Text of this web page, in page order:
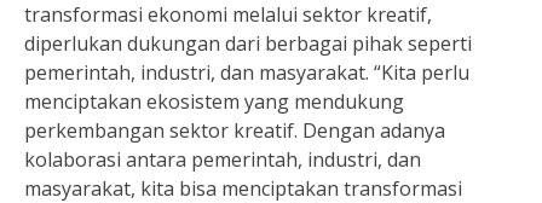
transformasi ekonomi melalui sektor kreatif,
diperlukan dukungan dari berbagai pihak seperti
pemerintah, industri, dan masyarakat. “Kita perlu
menciptakan ekosistem yang mendukung
perkembangan sektor kreatif. Dengan adanya
kolaborasi antara pemerintah, industri, dan
masyarakat, kita bisa menciptakan transformasi